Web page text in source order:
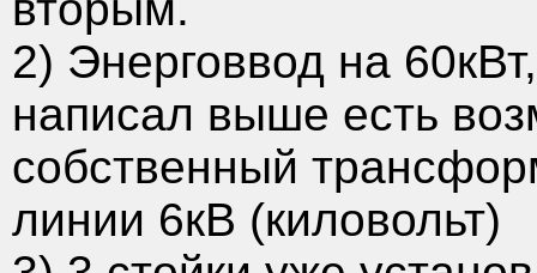
2) Энерговвод на
написал выше есть
собственный
линии 6кВ (киловольт)